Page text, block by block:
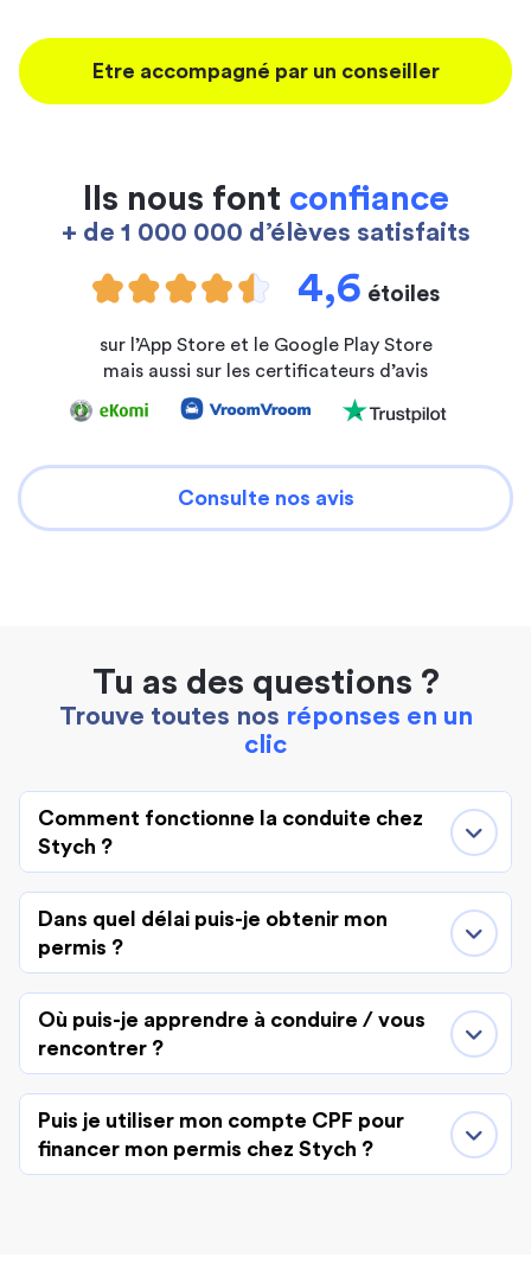
Etre accompagné par un conseiller
Ils nous font confiance
+ de 1 000 000 d’élèves satisfaits
4,6 étoiles
sur l’App Store et le Google Play Store
mais aussi sur les certificateurs d’avis
Consulte nos avis
Tu as des questions ?
Trouve toutes nos réponses en un
clic
Comment fonctionne la conduite chez
Stych ?
Dans quel délai puis-je obtenir mon
permis ?
Où puis-je apprendre à conduire / vous
rencontrer ?
Puis je utiliser mon compte CPF pour
financer mon permis chez Stych ?